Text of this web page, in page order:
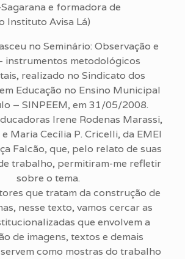
e formadora de
Instituto Avisa Lá)
no Seminário: Observação e
instrumentos metodológicos
realizado no Sindicato dos
Educação no Ensino Municipal
– SINPEEM, em 31/05/2008.
Irene Rodenas Marassi,
Maria Cecília P. Cricelli, da EMEI
Falcão, que, pelo relato de suas
trabalho, permitiram-me refletir
sobre o tema.
que tratam da construção de
nesse texto, vamos cercar as
que envolvem a
de imagens, textos e demais
como mostras do trabalho